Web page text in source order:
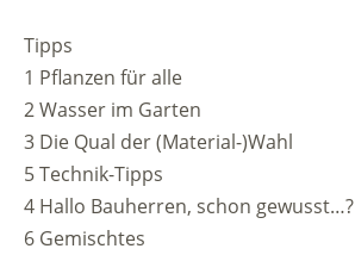
Tipps
1 Pflanzen für alle
2 Wasser im Garten
3 Die Qual der (Material-)Wahl
5 Technik-Tipps
4 Hallo Bauherren, schon gewusst…?
6 Gemischtes